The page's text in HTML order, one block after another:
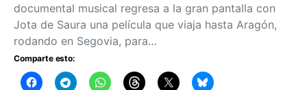
documental musical regresa a la gran pantalla con
Jota de Saura una película que viaja hasta Aragón,
rodando en Segovia, para…
Comparte esto: